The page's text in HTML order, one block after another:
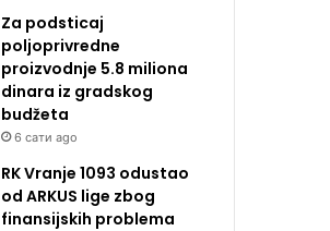
Za podsticaj
poljoprivredne
proizvodnje 5.8 miliona
dinara iz gradskog
budžeta
6 сати ago
RK Vranje 1093 odustao
od ARKUS lige zbog
finansijskih problema